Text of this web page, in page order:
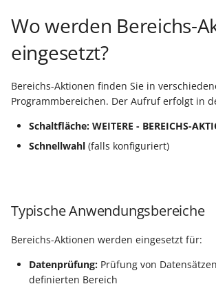
Wo werden Bereichs-
eingesetzt?
Bereichs-Aktionen finden Sie in
Programmbereichen. Der Aufruf erfolgt in
Schaltfläche: WEITERE - BEREICHS-
Schnellwahl (falls konfiguriert)
Typische Anwendungsbereiche
Bereichs-Aktionen werden eingesetzt für:
Datenprüfung: Prüfung von
definierten Bereich